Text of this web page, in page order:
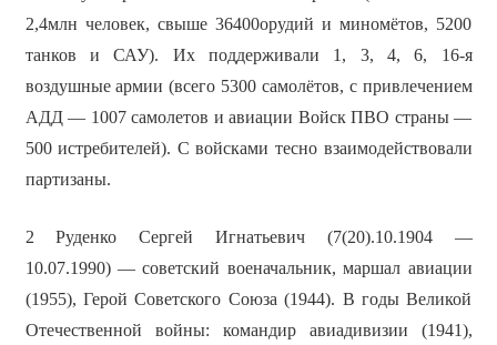
2,4млн человек, свыше 36400орудий и миномётов, 5200
танков и САУ). Их поддерживали 1, 3, 4, 6, 16-я
воздушные армии (всего 5300 самолётов, с привлечением
АДД — 1007 самолетов и авиации Войск ПВО страны —
500 истребителей). С войсками тесно взаимодействовали
партизаны.
2Руденко Сергей Игнатьевич(7(20).10.1904 —
10.07.1990) — советский военачальник, маршал авиации
(1955), Герой Советского Союза (1944). В годы Великой
Отечественной войны: командир авиадивизии (1941),